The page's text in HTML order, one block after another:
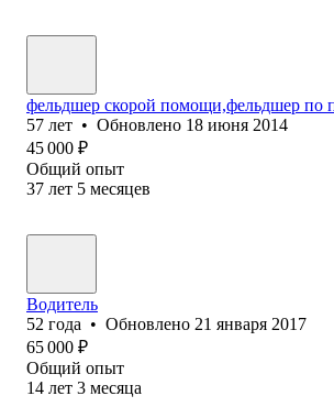
фельдшер скорой помощи,фельдшер по
57 лет • Обновлено 18 июня 2014
45 000 ₽
Общий опыт
37 лет 5 месяцев
Водитель
52 года • Обновлено 21 января 2017
65 000 ₽
Общий опыт
14 лет 3 месяца